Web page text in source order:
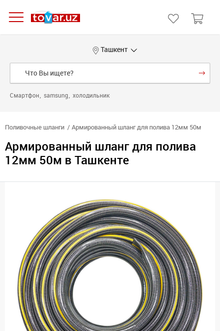
Ташкент
Смартфон samsung холодильник
Поливочные шланги Армированный шланг для полива 12мм 50м
Армированный шланг для полива
12мм 50м в Ташкенте